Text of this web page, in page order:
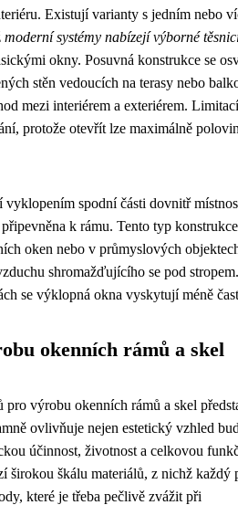
Existují varianty s jedním nebo
moderní systémy nabízejí výborné
okny. Posuvná konstrukce se
stěn vedoucích na terasy nebo
mezi interiérem a exteriérem.
protože otevřít lze maximálně
spodní části dovnitř
k rámu. Tento typ
oken nebo v průmyslových
shromažďujícího se pod
se výklopná okna vyskytují méně
okenních rámů a skel
výrobu okenních rámů a skel
ovlivňuje nejen estetický vzhled
účinnost, životnost a celkovou
širokou škálu materiálů, z nichž každý
které je třeba pečlivě zvážit při